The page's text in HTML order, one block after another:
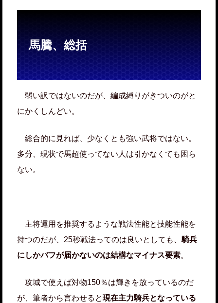
馬騰、総括
弱い訳ではないのだが、編成縛りがきついのがと
にかくしんどい。
総合的に見れば、少なくとも強い武将ではない。
多分、現状で馬超使ってない人は引かなくても困ら
ない。
主将運用を推奨するような戦法性能と技能性能を
持つのだが、25秒戦法ってのは良いとしても、 騎兵
にしかバフが届かないのは結構なマイナス要素。
攻城で使えば対物150％は輝きを放っているのだ
が、筆者から言わせると現在主力騎兵となっている